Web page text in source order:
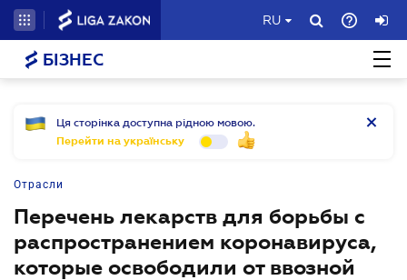
RU
БІЗНЕС
Ця сторінка доступна рідною мовою.
Перейти на українську
Отрасли
Перечень лекарств для борьбы с
распространением коронавируса,
которые освободили от ввозной